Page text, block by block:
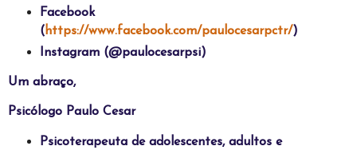
Facebook
( https://www.facebook.com/paulocesarpctr/)
Instagram (@paulocesarpsi)
Um abraço,
Psicólogo Paulo Cesar
Psicoterapeuta de adolescentes, adultos e